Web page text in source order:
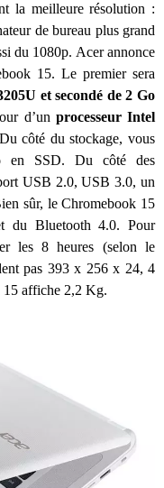
la meilleure résolution :
de bureau plus grand
du 1080p. Acer annonce
15. Le premier sera
et secondé de 2 Go
d’un processeur Intel
côté du stockage, vous
en SSD. Du côté des
USB 2.0, USB 3.0, un
sûr, le Chromebook 15
du Bluetooth 4.0. Pour
les 8 heures (selon le
pas 393 x 256 x 24, 4
15 affiche 2,2 Kg.